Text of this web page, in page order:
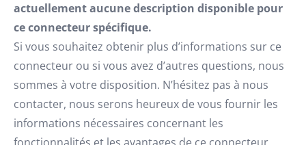
actuellement aucune description disponible pour
ce connecteur spécifique.
Si vous souhaitez obtenir plus d’informations sur ce
connecteur ou si vous avez d’autres questions, nous
sommes à votre disposition. N’hésitez pas à nous
contacter, nous serons heureux de vous fournir les
informations nécessaires concernant les